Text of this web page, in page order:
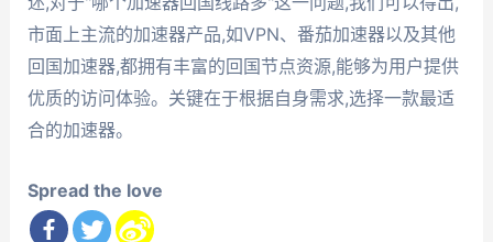
市面上主流的加速器产品,如VPN、番茄加速器以及其他
回国加速器,都拥有丰富的回国节点资源,能够为用户提供
优质的访问体验。关键在于根据自身需求,选择一款最适
合的加速器。
Spread the love